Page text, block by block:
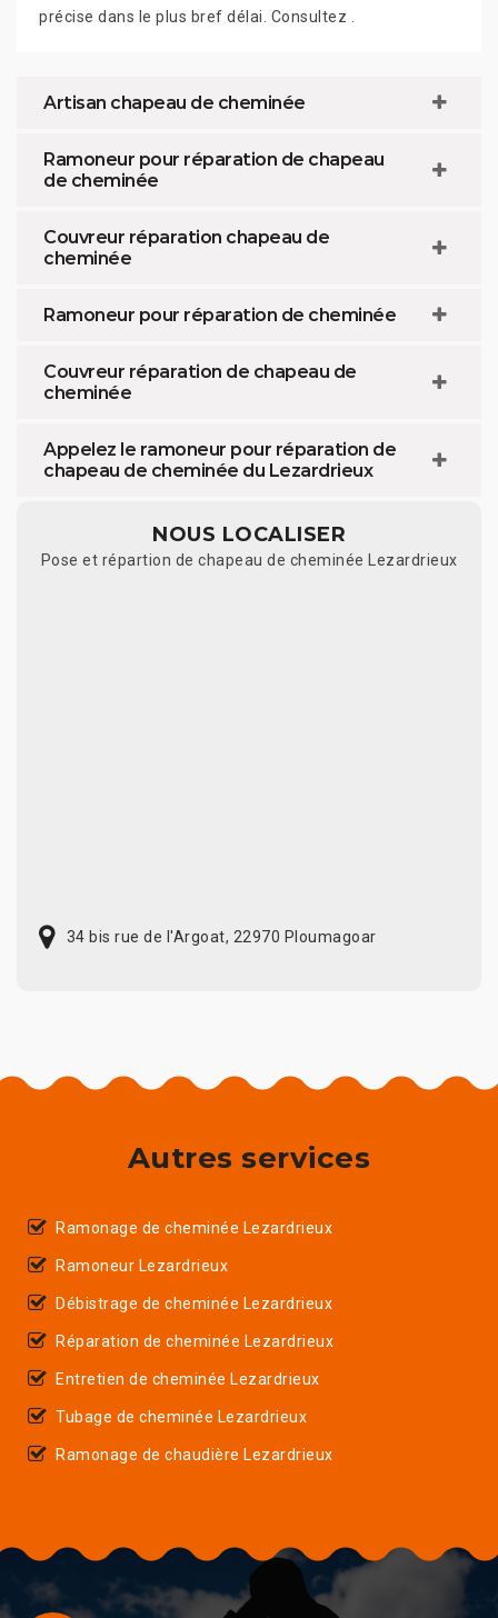
précise dans le plus bref délai. Consultez .
Artisan chapeau de cheminée
Ramoneur pour réparation de chapeau
de cheminée
Couvreur réparation chapeau de
cheminée
Ramoneur pour réparation de cheminée
Couvreur réparation de chapeau de
cheminée
Appelez le ramoneur pour réparation de
chapeau de cheminée du Lezardrieux
NOUS LOCALISER
Pose et répartion de chapeau de cheminée Lezardrieux
34 bis rue de l'Argoat, 22970 Ploumagoar
Autres services
Ramonage de cheminée Lezardrieux
Ramoneur Lezardrieux
Débistrage de cheminée Lezardrieux
Réparation de cheminée Lezardrieux
Entretien de cheminée Lezardrieux
Tubage de cheminée Lezardrieux
Ramonage de chaudière Lezardrieux